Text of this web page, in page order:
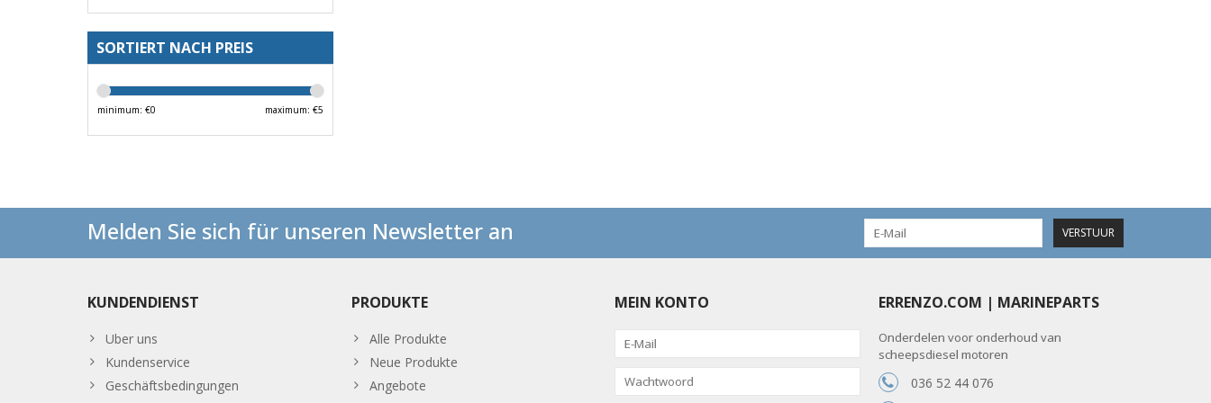
SORTIERT NACH PREIS
minimum: €0 maximum: €5
Melden Sie sich für unseren Newsletter an VERSTUUR
KUNDENDIENST
Uber uns
Kundenservice
Geschäftsbedingungen
PRODUKTE
Alle Produkte
Neue Produkte
Angebote
MEIN KONTO ERRENZO.COM | MARINEPARTS
Onderdelen voor onderhoud van
scheepsdiesel motoren
036 52 44 076